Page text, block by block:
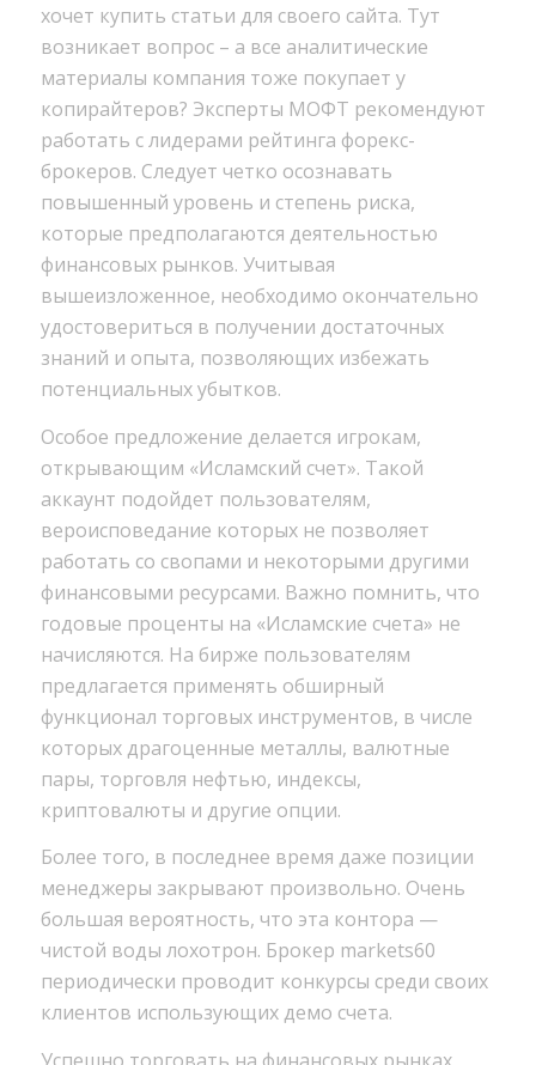
хочет купить статьи для своего сайта. Тут
возникает вопрос – а все аналитические
материалы компания тоже покупает у
копирайтеров? Эксперты МОФТ рекомендуют
работать с лидерами рейтинга форекс-
брокеров. Следует четко осознавать
повышенный уровень и степень риска,
которые предполагаются деятельностью
финансовых рынков. Учитывая
вышеизложенное, необходимо окончательно
удостовериться в получении достаточных
знаний и опыта, позволяющих избежать
потенциальных убытков.
Особое предложение делается игрокам,
открывающим «Исламский счет». Такой
аккаунт подойдет пользователям,
вероисповедание которых не позволяет
работать со свопами и некоторыми другими
финансовыми ресурсами. Важно помнить, что
годовые проценты на «Исламские счета» не
начисляются. На бирже пользователям
предлагается применять обширный
функционал торговых инструментов, в числе
которых драгоценные металлы, валютные
пары, торговля нефтью, индексы,
криптовалюты и другие опции.
Более того, в последнее время даже позиции
менеджеры закрывают произвольно. Очень
большая вероятность, что эта контора —
чистой воды лохотрон. Брокер markets60
периодически проводит конкурсы среди своих
клиентов использующих демо счета.